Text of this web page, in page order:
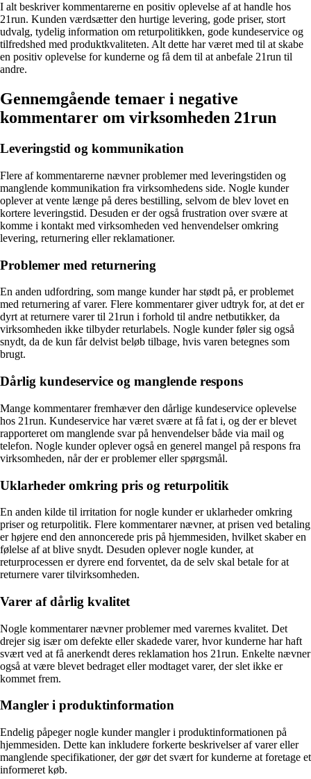
I alt beskriver kommentarerne en positiv oplevelse af at handle hos
21run. Kunden værdsætter den hurtige levering, gode priser, stort
udvalg, tydelig information om returpolitikken, gode kundeservice og
tilfredshed med produktkvaliteten. Alt dette har været med til at skabe
en positiv oplevelse for kunderne og få dem til at anbefale 21run til
andre.
Gennemgående temaer i negative
kommentarer om virksomheden 21run
Leveringstid og kommunikation
Flere af kommentarerne nævner problemer med leveringstiden og
manglende kommunikation fra virksomhedens side. Nogle kunder
oplever at vente længe på deres bestilling, selvom de blev lovet en
kortere leveringstid. Desuden er der også frustration over svære at
komme i kontakt med virksomheden ved henvendelser omkring
levering, returnering eller reklamationer.
Problemer med returnering
En anden udfordring, som mange kunder har stødt på, er problemet
med returnering af varer. Flere kommentarer giver udtryk for, at det er
dyrt at returnere varer til 21run i forhold til andre netbutikker, da
virksomheden ikke tilbyder returlabels. Nogle kunder føler sig også
snydt, da de kun får delvist beløb tilbage, hvis varen betegnes som
brugt.
Dårlig kundeservice og manglende respons
Mange kommentarer fremhæver den dårlige kundeservice oplevelse
hos 21run. Kundeservice har været svære at få fat i, og der er blevet
rapporteret om manglende svar på henvendelser både via mail og
telefon. Nogle kunder oplever også en generel mangel på respons fra
virksomheden, når der er problemer eller spørgsmål.
Uklarheder omkring pris og returpolitik
En anden kilde til irritation for nogle kunder er uklarheder omkring
priser og returpolitik. Flere kommentarer nævner, at prisen ved betaling
er højere end den annoncerede pris på hjemmesiden, hvilket skaber en
følelse af at blive snydt. Desuden oplever nogle kunder, at
returprocessen er dyrere end forventet, da de selv skal betale for at
returnere varer tilvirksomheden.
Varer af dårlig kvalitet
Nogle kommentarer nævner problemer med varernes kvalitet. Det
drejer sig især om defekte eller skadede varer, hvor kunderne har haft
svært ved at få anerkendt deres reklamation hos 21run. Enkelte nævner
også at være blevet bedraget eller modtaget varer, der slet ikke er
kommet frem.
Mangler i produktinformation
Endelig påpeger nogle kunder mangler i produktinformationen på
hjemmesiden. Dette kan inkludere forkerte beskrivelser af varer eller
manglende specifikationer, der gør det svært for kunderne at foretage et
informeret køb.